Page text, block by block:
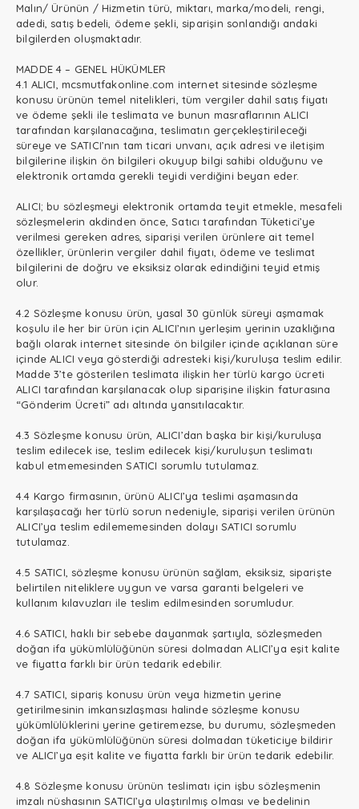
Malın/ Ürünün / Hizmetin türü, miktarı, marka/modeli, rengi,
adedi, satış bedeli, ödeme şekli, siparişin sonlandığı andaki
bilgilerden oluşmaktadır.
MADDE 4 – GENEL HÜKÜMLER
4.1 ALICI, mcsmutfakonline.com internet sitesinde sözleşme
konusu ürünün temel nitelikleri, tüm vergiler dahil satış fiyatı
ve ödeme şekli ile teslimata ve bunun masraflarının ALICI
tarafından karşılanacağına, teslimatın gerçekleştirileceği
süreye ve SATICI’nın tam ticari unvanı, açık adresi ve iletişim
bilgilerine ilişkin ön bilgileri okuyup bilgi sahibi olduğunu ve
elektronik ortamda gerekli teyidi verdiğini beyan eder.
ALICI; bu sözleşmeyi elektronik ortamda teyit etmekle, mesafeli
sözleşmelerin akdinden önce, Satıcı tarafından Tüketici’ye
verilmesi gereken adres, siparişi verilen ürünlere ait temel
özellikler, ürünlerin vergiler dahil fiyatı, ödeme ve teslimat
bilgilerini de doğru ve eksiksiz olarak edindiğini teyid etmiş
olur.
4.2 Sözleşme konusu ürün, yasal 30 günlük süreyi aşmamak
koşulu ile her bir ürün için ALICI’nın yerleşim yerinin uzaklığına
bağlı olarak internet sitesinde ön bilgiler içinde açıklanan süre
içinde ALICI veya gösterdiği adresteki kişi/kuruluşa teslim edilir.
Madde 3’te gösterilen teslimata ilişkin her türlü kargo ücreti
ALICI tarafından karşılanacak olup siparişine ilişkin faturasına
“Gönderim Ücreti” adı altında yansıtılacaktır.
4.3 Sözleşme konusu ürün, ALICI’dan başka bir kişi/kuruluşa
teslim edilecek ise, teslim edilecek kişi/kuruluşun teslimatı
kabul etmemesinden SATICI sorumlu tutulamaz.
4.4 Kargo firmasının, ürünü ALICI’ya teslimi aşamasında
karşılaşacağı her türlü sorun nedeniyle, siparişi verilen ürünün
ALICI’ya teslim edilememesinden dolayı SATICI sorumlu
tutulamaz.
4.5 SATICI, sözleşme konusu ürünün sağlam, eksiksiz, siparişte
belirtilen niteliklere uygun ve varsa garanti belgeleri ve
kullanım kılavuzları ile teslim edilmesinden sorumludur.
4.6 SATICI, haklı bir sebebe dayanmak şartıyla, sözleşmeden
doğan ifa yükümlülüğünün süresi dolmadan ALICI’ya eşit kalite
ve fiyatta farklı bir ürün tedarik edebilir.
4.7 SATICI, sipariş konusu ürün veya hizmetin yerine
getirilmesinin imkansızlaşması halinde sözleşme konusu
yükümlülüklerini yerine getiremezse, bu durumu, sözleşmeden
doğan ifa yükümlülüğünün süresi dolmadan tüketiciye bildirir
ve ALICI’ya eşit kalite ve fiyatta farklı bir ürün tedarik edebilir.
4.8 Sözleşme konusu ürünün teslimatı için işbu sözleşmenin
imzalı nüshasının SATICI’ya ulaştırılmış olması ve bedelinin